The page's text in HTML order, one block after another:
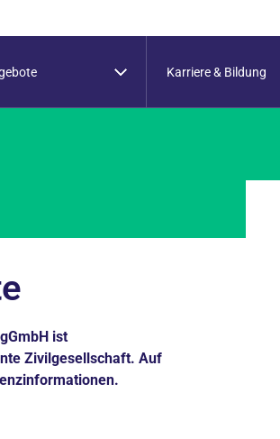
Karriere & Bildung
ist
Zivilgesellschaft. Auf